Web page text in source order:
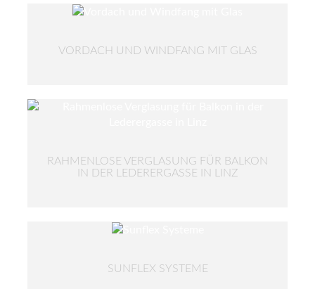
VORDACH UND WINDFANG MIT GLAS
RAHMENLOSE VERGLASUNG FÜR BALKON
IN DER LEDERERGASSE IN LINZ
SUNFLEX SYSTEME